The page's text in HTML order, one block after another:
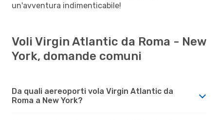
un'avventura indimenticabile!
Voli Virgin Atlantic da Roma - New
York, domande comuni
Da quali aereoporti vola Virgin Atlantic da
Roma a New York?